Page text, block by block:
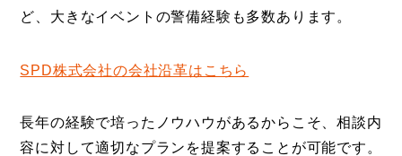
ど、大きなイベントの警備経験も多数あります。
SPD株式会社の会社沿革はこちら
長年の経験で培ったノウハウがあるからこそ、相談内
容に対して適切なプランを提案することが可能です。